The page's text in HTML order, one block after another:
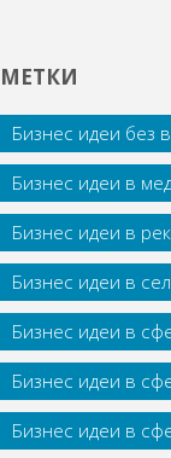
МЕТКИ
Бизнес идеи без
Бизнес идеи в
Бизнес идеи в
Бизнес идеи в
Бизнес идеи в
Бизнес идеи в
Бизнес идеи в